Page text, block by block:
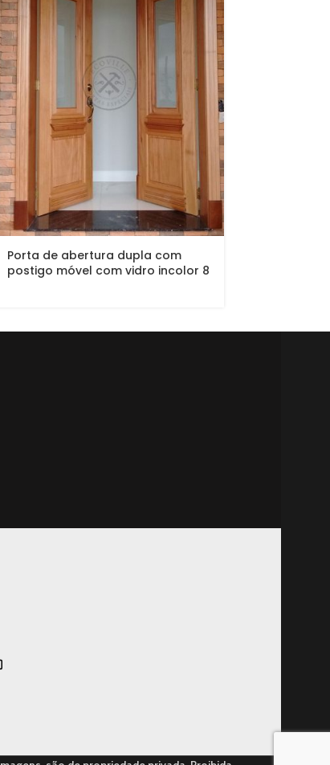
Porta de abertura dupla com
postigo móvel com vidro incolor 8